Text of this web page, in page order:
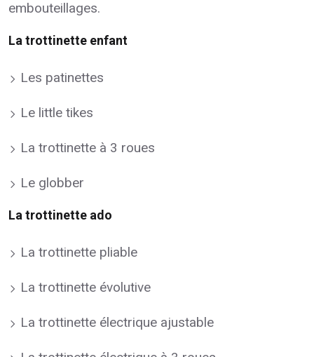
embouteillages.
La trottinette enfant
Les patinettes
Le little tikes
La trottinette à 3 roues
Le globber
La trottinette ado
La trottinette pliable
La trottinette évolutive
La trottinette électrique ajustable